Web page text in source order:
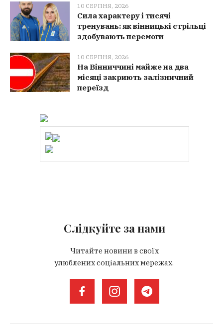
10 СЕРПНЯ, 2026
Сила характеру і тисячі
тренувань: як вінницькі стрільці
здобувають перемоги
10 СЕРПНЯ, 2026
На Вінниччині майже на два
місяці закриють залізничний
переїзд
Слідкуйте за нами
Читайте новини в своїх
улюблених соціальних мережах.